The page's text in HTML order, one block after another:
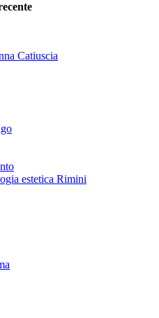
Catiuscia
estetica Rimini